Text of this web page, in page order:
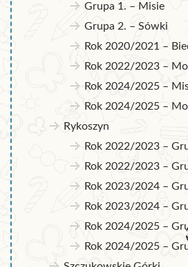
Grupa 1. – Misie
Grupa 2. – Sówki
Rok 2020/2021 –
Rok 2022/2023 –
Rok 2024/2025 –
Rok 2024/2025 –
Rykoszyn
Rok 2022/2023 –
Rok 2022/2023 –
Rok 2023/2024 –
Rok 2023/2024 –
Rok 2024/2025 –
Rok 2024/2025 –